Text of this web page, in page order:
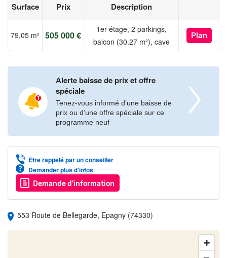
Surface Prix Description
79,05 m² 505 000 €
1er étage, 2 parkings,
balcon (30.27 m²), cave
Plan
Alerte baisse de prix et offre
spéciale
Tenez-vous informé d’une baisse de
prix ou d’une offre spéciale sur ce
programme neuf
Être rappelé par un conseiller
Demander plus d’infos
Demande d'information
553 Route de Bellegarde, Epagny (74330)